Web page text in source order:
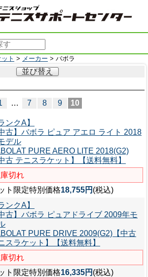
ト > メーカー > バボラ
並び替え
… 7 8 9 10
ンクA】
中古】バボラ ピュア アエロ ライト 2018
デル
PURE AERO LITE 2018(G2)
古 テニスラケット】【送料無料】
切れ
ト限定特別価格18,755円 (税込)
ンクA】
中古】バボラ ピュアドライブ 2009年モ
PURE DRIVE 2009(G2)【中古
スラケット】【送料無料】
切れ
ト限定特別価格16,335円 (税込)